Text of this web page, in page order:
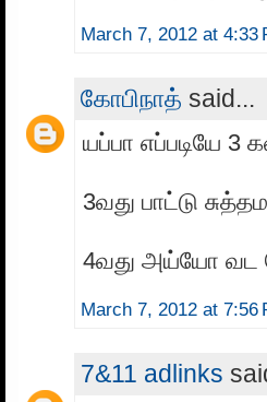
March 7, 2012 at 4:33
கோபிநாத் said...
யப்பா எப்படியே 3
3வது பாட்டு
4வது அய்யோ வட
March 7, 2012 at 7:56
7&11 adlinks